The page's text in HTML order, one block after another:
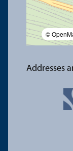
©
Addresses